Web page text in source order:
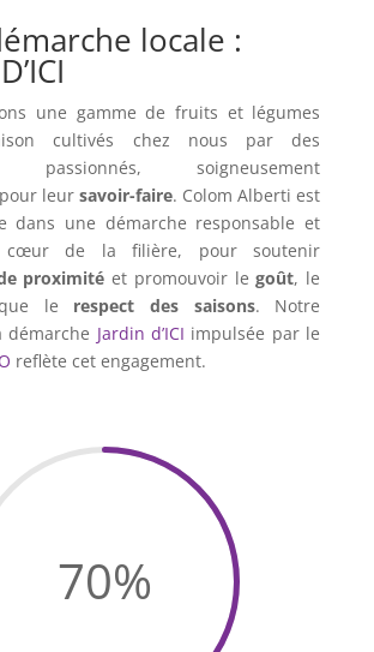
locale :
une gamme de fruits et légumes
cultivés chez nous par des
passionnés, soigneusement
leur savoir-faire. Colom Alberti est
dans une démarche responsable et
cœur de la filière, pour soutenir
proximité et promouvoir legoût, le
le respect des saisons. Notre
démarche Jardin d’ICI impulsée par le
reflète cet engagement.
70%